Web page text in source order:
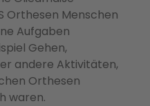
Orthesen Menschen
Aufgaben
Gehen,
andere Aktivitäten,
Orthesen
waren.